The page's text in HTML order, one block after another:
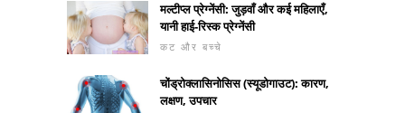
मल्टीप्ल प्रेग्नेंसी: जुड़वाँ और कई महिलाएँ,
यानी हाई-रिस्क प्रेग्नेंसी
कट और बच्चे
चोंड्रोक्लासिनोसिस (स्यूडोगाउट): कारण,
लक्षण, उपचार